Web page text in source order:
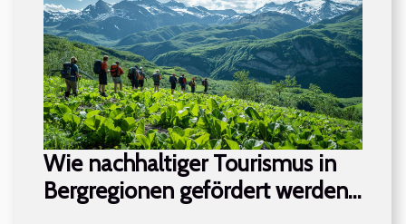
Wie nachhaltiger Tourismus in
Bergregionen gefördert werden